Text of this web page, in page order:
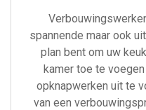
spannende maar ook
plan bent om uw
kamer toe te
opknapwerken uit te
van een